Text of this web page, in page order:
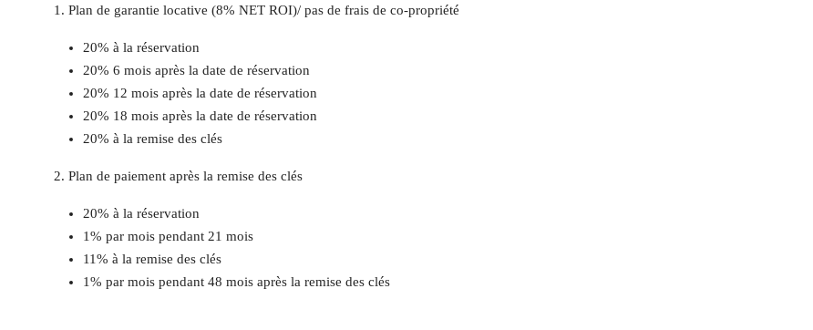
1. Plan de garantie locative (8% NET ROI)/ pas de frais de co-propriété
20% à la réservation
20% 6 mois après la date de réservation
20% 12 mois après la date de réservation
20% 18 mois après la date de réservation
20% à la remise des clés
2. Plan de paiement après la remise des clés
20% à la réservation
1% par mois pendant 21 mois
11% à la remise des clés
1% par mois pendant 48 mois après la remise des clés